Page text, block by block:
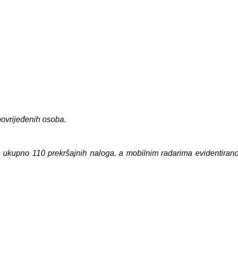
osoba.
110 prekršajnih naloga, a mobilnim radarima